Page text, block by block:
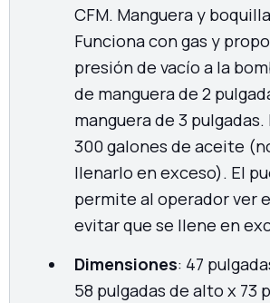
CFM. Manguera y
Funciona con gas y
presión de vacío a la
de manguera de 2
manguera de 3
300 galones de aceite
llenarlo en exceso). El
permite al operador ver
evitar que se llene en
Dimensiones: 47
58 pulgadas de alto x 73